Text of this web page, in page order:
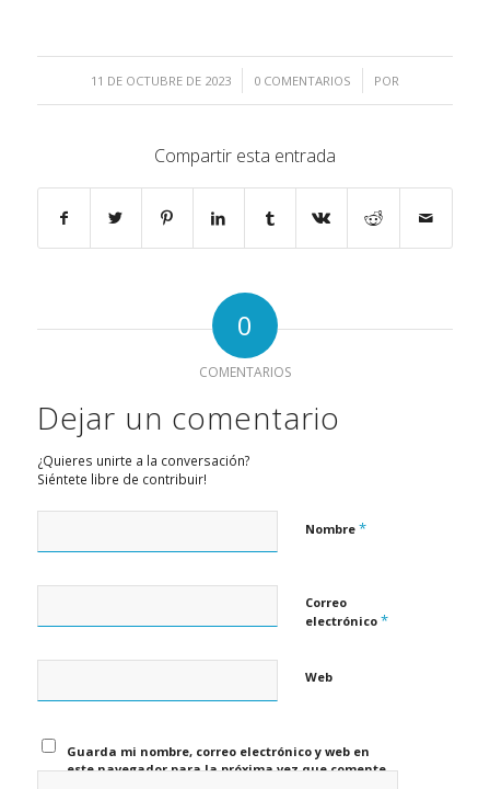
11 DE OCTUBRE DE 2023
/ 0 COMENTARIOS
/ POR
Compartir esta entrada
0
COMENTARIOS
Dejar un comentario
¿Quieres unirte a la conversación?
Siéntete libre de contribuir!
Nombre *
Correo
electrónico *
Web
Guarda mi nombre, correo electrónico y web en
este navegador para la próxima vez que comente.